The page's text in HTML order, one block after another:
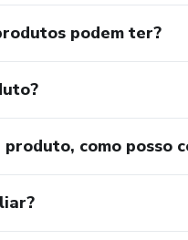
podem ter?
como posso